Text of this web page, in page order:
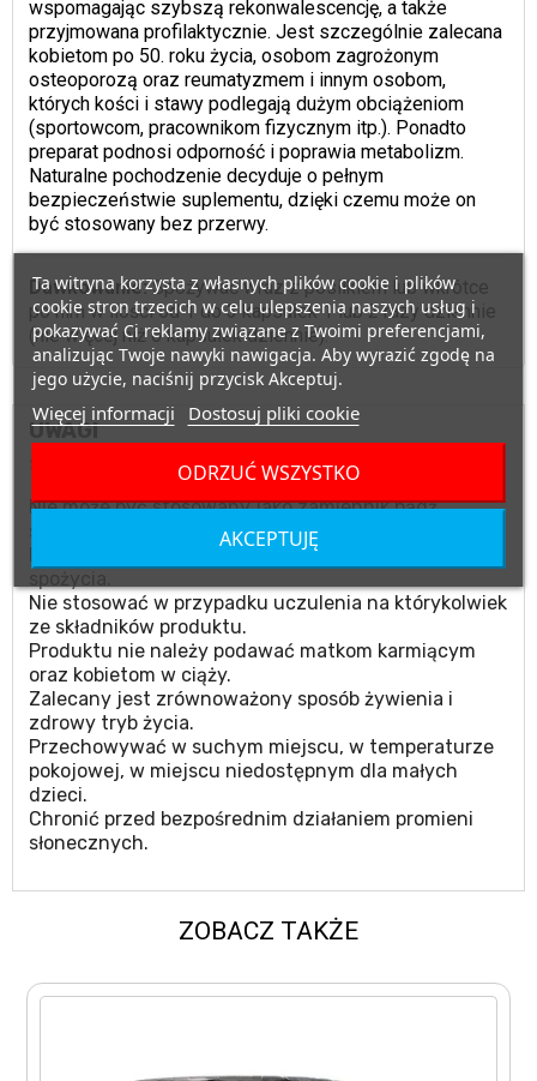
wspomagając szybszą rekonwalescencję, a także
przyjmowana profilaktycznie. Jest szczególnie zalecana
kobietom po 50. roku życia, osobom zagrożonym
osteoporozą oraz reumatyzmem i innym osobom,
których kości i stawy podlegają dużym obciążeniom
(sportowcom, pracownikom fizycznym itp.). Ponadto
preparat podnosi odporność i poprawia metabolizm.
Naturalne pochodzenie decyduje o pełnym
bezpieczeństwie suplementu, dzięki czemu może on
być stosowany bez przerwy.
Dawkowanie:Spożywać wraz z posiłkiem lub wkrótce
po nim w ilości od 1 do 3 kapsułek 1 lub 2 razy dziennie
(nie więcej niż 6 kapsułek dziennie).
UWAGI
Suplement diety.
Nie może być stosowany jako zamiennik bądź
substytut zróżnicowanej diety.
Nie należy przekraczać zalecanego dziennego
Nie stosować w przypadku uczulenia na którykolwiek
ze składników produktu.
Produktu nie należy podawać matkom karmiącym
oraz kobietom w ciąży.
Zalecany jest zrównoważony sposób żywienia i
zdrowy tryb życia.
Przechowywać w suchym miejscu, w temperaturze
pokojowej, w miejscu niedostępnym dla małych
dzieci.
Chronić przed bezpośrednim działaniem promieni
słonecznych.
ZOBACZ TAKŻE
Ta witryna korzysta z własnych plików cookie i plików
cookie stron trzecich w celu ulepszenia naszych usług i
pokazywać Ci reklamy związane z Twoimi preferencjami,
analizując Twoje nawyki nawigacja. Aby wyrazić zgodę na
jego użycie, naciśnij przycisk Akceptuj.
Więcej informacji Dostosuj pliki cookie
ODRZUĆ WSZYSTKO
AKCEPTUJĘ